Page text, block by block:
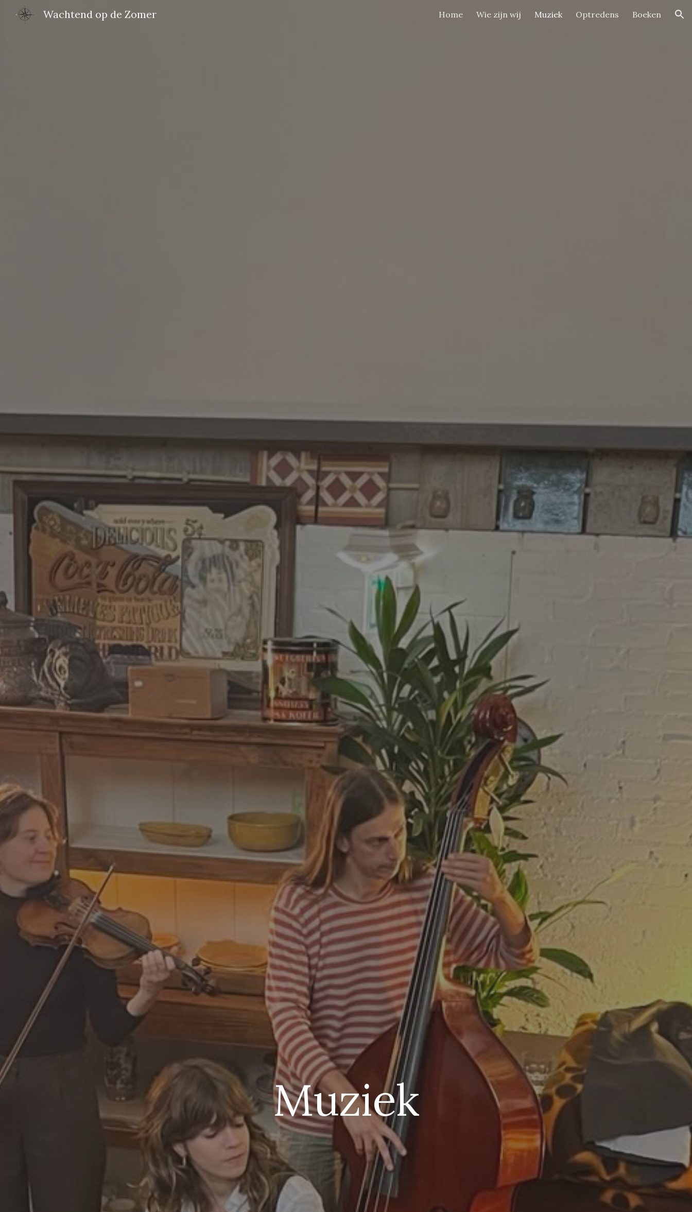
Skip to navigation
Wachtend op de Zomer Home Wie zijn wij Muziek Optredens Boeken
Muziek